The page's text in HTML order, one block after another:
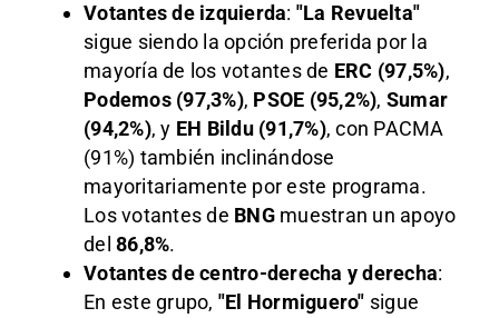
Votantes de izquierda: "La Revuelta"
sigue siendo la opción preferida por la
mayoría de los votantes de ERC (97,5%),
Podemos (97,3%), PSOE (95,2%), Sumar
(94,2%), y EH Bildu (91,7%), con PACMA
(91%) también inclinándose
mayoritariamente por este programa.
Los votantes de BNGmuestran un apoyo
del 86,8%.
Votantes de centro-derecha y derecha:
En este grupo, "El Hormiguero" sigue